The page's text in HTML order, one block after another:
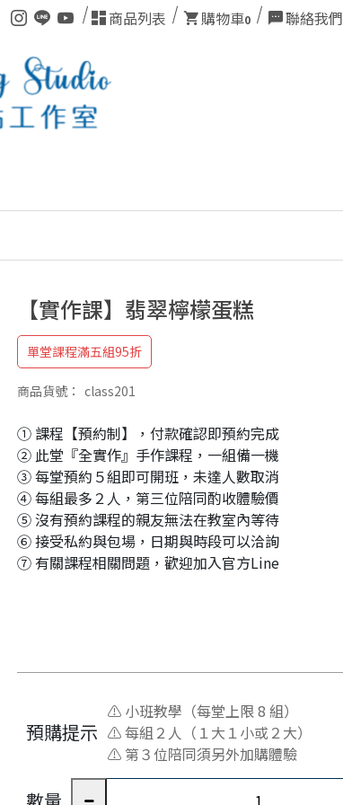
商品列表 購物車0 聯絡我們
【實作課】翡翠檸檬蛋糕
單堂課程滿五組95折
商品貨號： class201
① 課程【預約制】，付款確認即預約完成
② 此堂『全實作』手作課程，一組備一機
③ 每堂預約５組即可開班，未達人數取消
④ 每組最多２人，第三位陪同酌收體驗價
⑤ 沒有預約課程的親友無法在教室內等待
⑥ 接受私約與包場，日期與時段可以洽詢
⑦ 有關課程相關問題，歡迎加入官方Line
預購提示
⚠ 小班教學（每堂上限 8 組）
⚠ 每組２人（１大１小或２大）
⚠ 第３位陪同須另外加購體驗